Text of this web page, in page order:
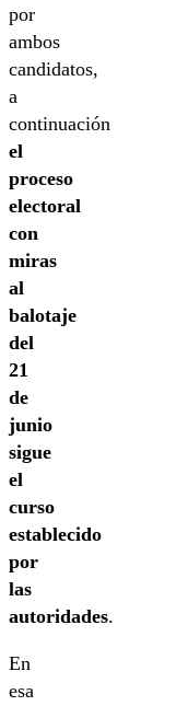
por
ambos
candidatos,
a
continuación
el
proceso
electoral
con
miras
al
balotaje
del
21
de
junio
sigue
el
curso
establecido
por
las
autoridades.
En
esa